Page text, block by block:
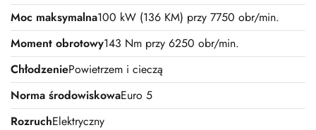
Moc maksymalna100 kW (136 KM) przy 7750 obr/min.
Moment obrotowy143 Nm przy 6250 obr/min.
ChłodzeniePowietrzem i cieczą
Norma środowiskowaEuro 5
RozruchElektryczny